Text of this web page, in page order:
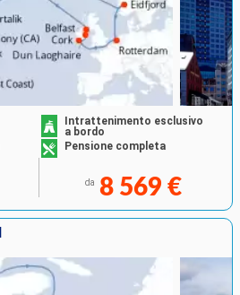
Intrattenimento esclusivo
a bordo
Pensione completa
da 8 569 €